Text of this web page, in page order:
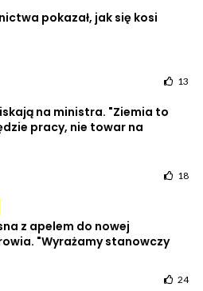
pokazał, jak się kosi
13
na ministra. "Ziemia to
pracy, nie towar na
18
z apelem do nowej
"Wyrażamy stanowczy
24